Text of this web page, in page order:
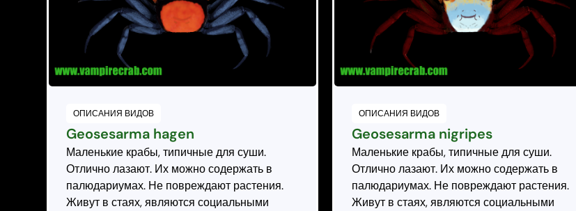
ОПИСАНИЯ ВИДОВ
Geosesarma hagen
Маленькие крабы, типичные для суши.
Отлично лазают. Их можно содержать в
палюдариумах. Не повреждают растения.
Живут в стаях, являются социальными
ОПИСАНИЯ ВИДОВ
Geosesarma nigripes
Маленькие крабы, типичные для суши.
Отлично лазают. Их можно содержать в
палюдариумах. Не повреждают растения.
Живут в стаях, являются социальными